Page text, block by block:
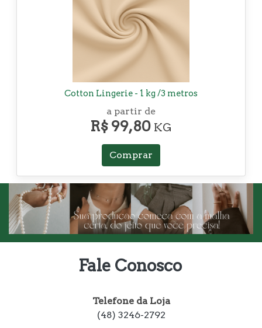
Cotton Lingerie - 1 kg /3 metros
a partir de
R$ 99,80 KG
Comprar
Fale Conosco
Telefone da Loja
(48) 3246-2792